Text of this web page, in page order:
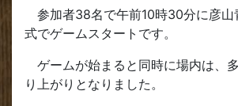
参加者38名で午前10時30分に彦山
式でゲームスタートです。
ゲームが始まると同時に場内は、
り上がりとなりました。